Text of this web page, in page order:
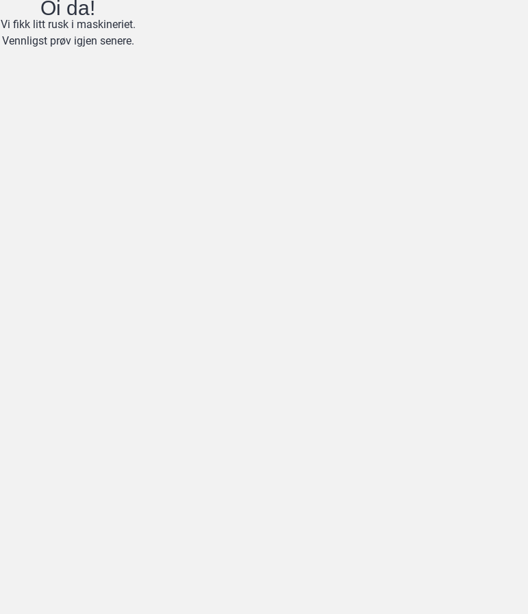
Oi da!
Vi fikk litt rusk i maskineriet.
Vennligst prøv igjen senere.